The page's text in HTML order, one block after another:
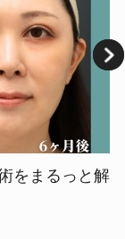
をまるっと解